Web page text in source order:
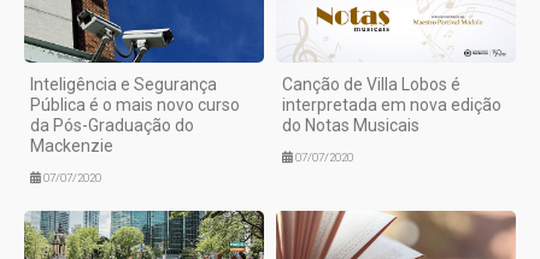
Inteligência e Segurança
Pública é o mais novo curso
da Pós-Graduação do
Mackenzie
07/07/2020
Canção de Villa Lobos é
interpretada em nova edição
do Notas Musicais
07/07/2020